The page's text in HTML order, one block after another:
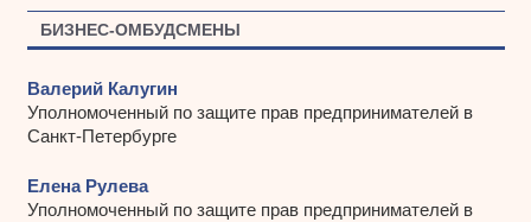
БИЗНЕС-ОМБУДСМЕНЫ
Валерий Калугин
Уполномоченный по защите прав предпринимателей в
Санкт-Петербурге
Елена Рулева
Уполномоченный по защите прав предпринимателей в